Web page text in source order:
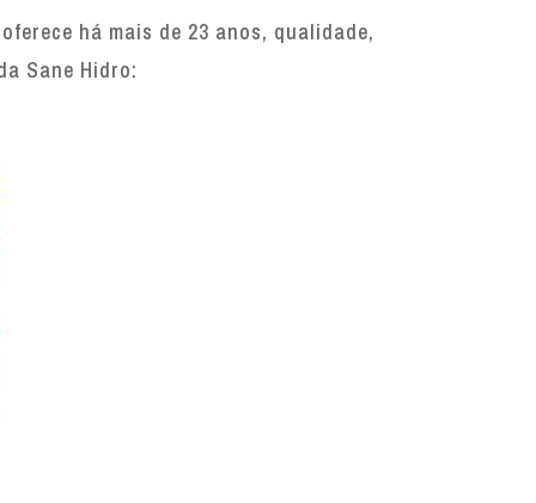
há mais de 23 anos, qualidade,
Sane Hidro: